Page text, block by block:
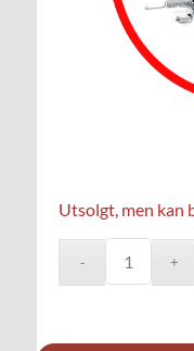
Utsolgt, men kan